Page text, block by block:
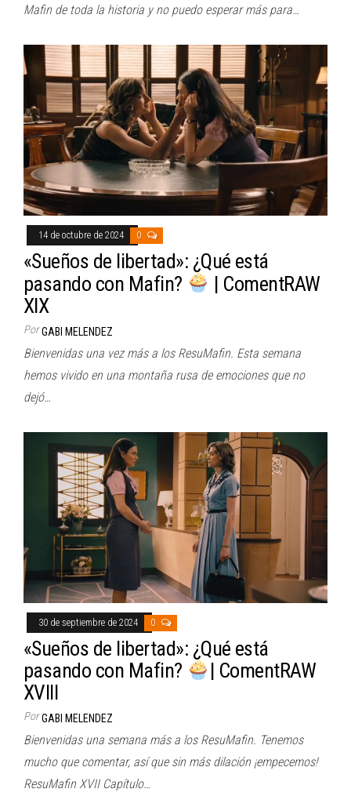
Mafin de toda la historia y no puedo esperar más para…
14 de octubre de 2024 0
«Sueños de libertad»: ¿Qué está
pasando con Mafin?
| ComentRAW
XIX
Por GABI MELENDEZ
Bienvenidas una vez más a los ResuMafin. Esta semana
hemos vivido en una montaña rusa de emociones que no
dejó…
30 de septiembre de 2024 0
«Sueños de libertad»: ¿Qué está
pasando con Mafin?
| ComentRAW
XVIII
Por GABI MELENDEZ
Bienvenidas una semana más a los ResuMafin. Tenemos
mucho que comentar, así que sin más dilación ¡empecemos!
ResuMafin XVII Capítulo…